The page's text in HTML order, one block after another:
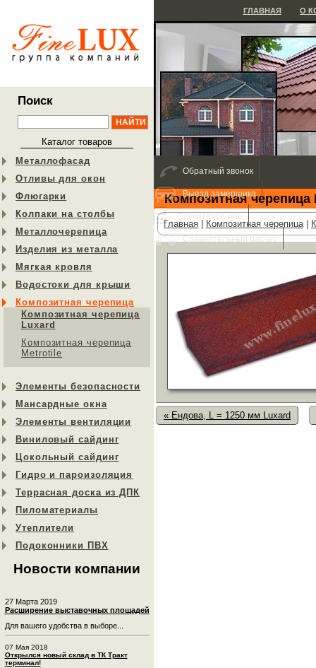
Поиск
Каталог товаров
Металлофасад
Отливы для окон
Флюгарки
Колпаки на столбы
Металлочерепица
Изделия из металла
Мягкая кровля
Водостоки для крыши
Композитная черепица
Композитная черепица
Luxard
Композитная черепица
Metrotile
Элементы безопасности
Мансардные окна
Элементы вентиляции
Виниловый сайдинг
Цокольный сайдинг
Гидро и пароизоляция
Террасная доска из ДПК
Пиломатериалы
Утеплители
Подоконники ПВХ
Новости компании
27 Марта 2019
Расширение выставочных площадей
Для вашего удобства в выборе...
07 Мая 2018
Открылся новый склад в ТК Тракт
терминал!
ГЛАВНАЯ О
Композитная черепица
Главная Композитная черепица|
« Ендова, L = 1250 мм Luxard
Обратный звонок
Выезд замерщика
Посчитайте мне
Сравнительный расчет